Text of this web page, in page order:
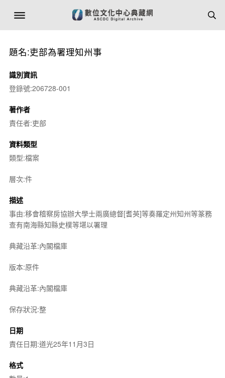
題名:吏部為署理知州事
識別資訊
登錄號:206728-001
著作者
責任者:吏部
資料類型
類型:檔案
層次:件
描述
事由:移會稽察房協辦大學士兩廣總督[耆英]等奏羅定州知州等篆務
查有南海縣知縣史樸等堪以署理
典藏沿革:內閣檔庫
版本:原件
典藏沿革:內閣檔庫
保存狀況:整
日期
責任日期:道光25年11月3日
格式